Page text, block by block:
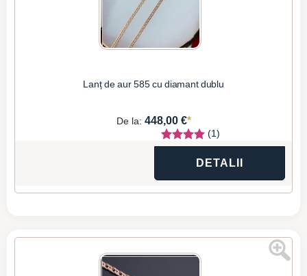
Lanț de aur 585 cu diamant dublu
De la: 448,00 €*
(1)
DETALII